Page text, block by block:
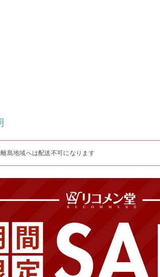
島地域へは配送不可になります